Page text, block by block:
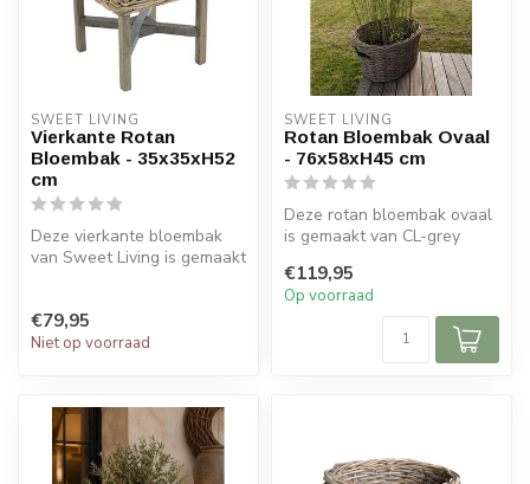
SWEET LIVING
Vierkante Rotan
Bloembak - 35x35xH52
cm
Deze vierkante bloembak
van Sweet Living is gemaakt
€79,95
Niet op voorraad
SWEET LIVING
Rotan Bloembak Ovaal
- 76x58xH45 cm
Deze rotan bloembak ovaal
is gemaakt van CL-grey
handvatt...
€119,95
Op voorraad